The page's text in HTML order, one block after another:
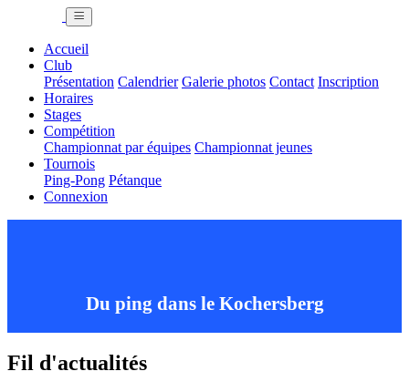
Accueil
Club
Présentation Calendrier Galerie photos Contact Inscription
Horaires
Stages
Compétition
Championnat par équipes Championnat jeunes
Tournois
Ping-Pong Pétanque
Connexion
Du ping dans le Kochersberg
Fil d'actualités